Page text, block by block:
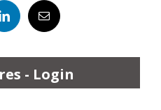
- Login